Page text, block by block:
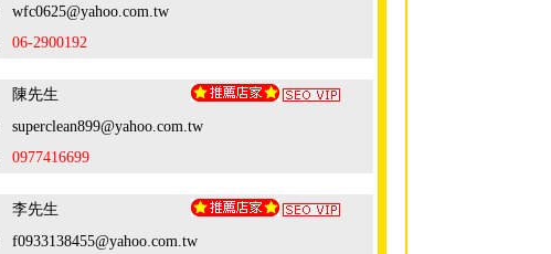
wfc0625@yahoo.com.tw
06-2900192
陳先生
superclean899@yahoo.com.tw
0977416699
李先生
f0933138455@yahoo.com.tw